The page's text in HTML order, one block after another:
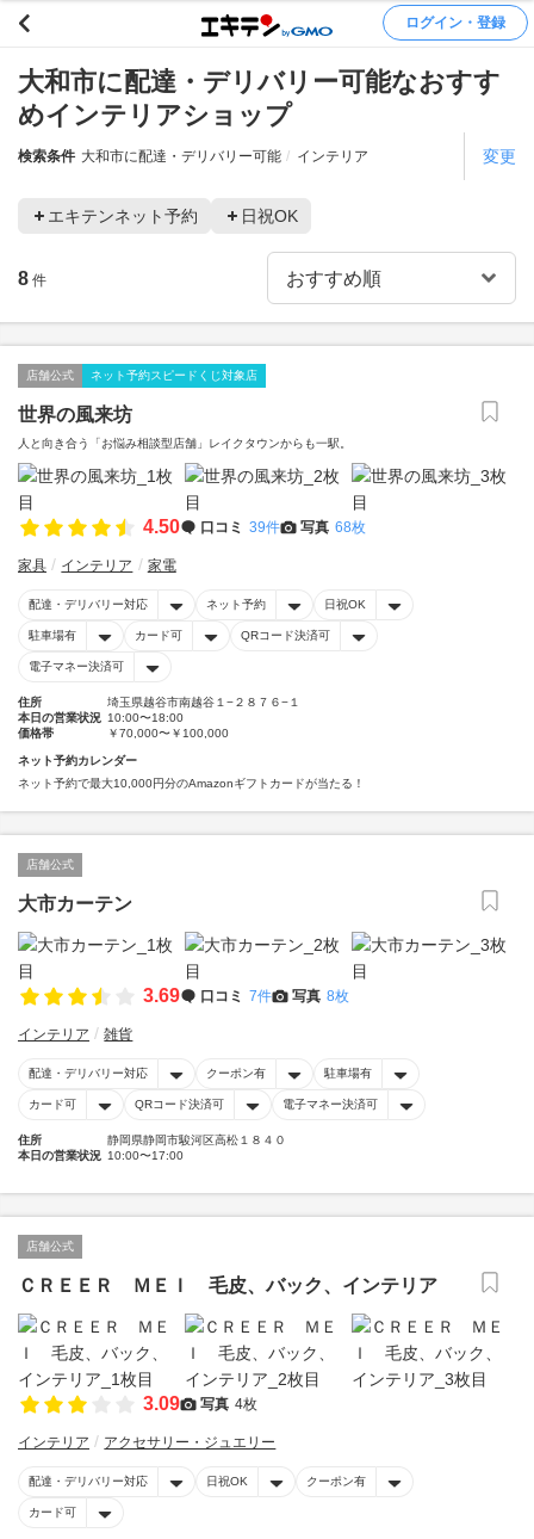
ログイン・登録
大和市に配達・デリバリー可能なおすす
めインテリアショップ
検索条件 大和市に配達・デリバリー可能 インテリア 変更
エキテンネット予約 日祝OK
8 件
店舗公式 ネット予約スピードくじ対象店
世界の風来坊
人と向き合う「お悩み相談型店舗」レイクタウンからも一駅。
4.50 口コミ 39件 写真 68枚
家具 インテリア 家電
配達・デリバリー対応 ネット予約 日祝OK
駐車場有 カード可 QRコード決済可
電子マネー決済可
住所
埼玉県越谷市南越谷１−２８７６−１
本日の営業状況 10:00〜18:00
価格帯
￥70,000〜￥100,000
ネット予約カレンダー
ネット予約で最大10,000円分のAmazonギフトカードが当たる！
店舗公式
大市カーテン
3.69 口コミ 7件 写真 8枚
インテリア 雑貨
配達・デリバリー対応 クーポン有 駐車場有
カード可 QRコード決済可 電子マネー決済可
住所
静岡県静岡市駿河区高松１８４０
本日の営業状況 10:00〜17:00
店舗公式
ＣＲＥＥＲ ＭＥＩ 毛皮、バック、インテリア
3.09 写真 4枚
インテリア アクセサリー・ジュエリー
配達・デリバリー対応 日祝OK クーポン有
カード可